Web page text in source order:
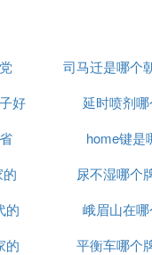
司马迁是哪个
好 延时喷剂
home键是
尿不湿哪个
的 峨眉山在
的 平衡车哪个